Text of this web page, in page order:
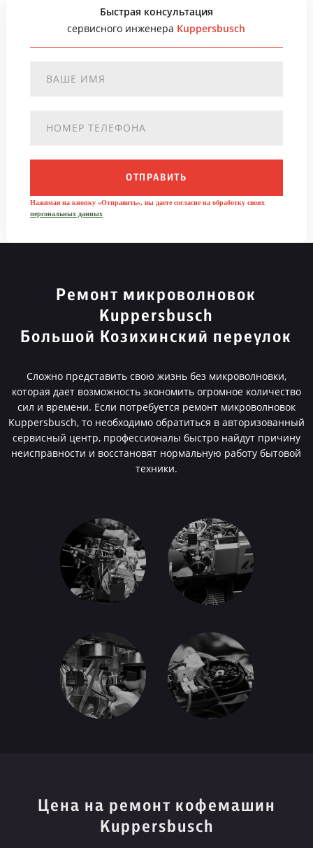
Быстрая консультация
сервисного инженера Kuppersbusch
ОТПРАВИТЬ
Нажимая на кнопку «Отправить», вы даете согласие на обработку своих
персональных данных
Ремонт микроволновок
Kuppersbusch
Большой Козихинский переулок
Сложно представить свою жизнь без микроволновки,
которая дает возможность экономить огромное количество
сил и времени. Если потребуется ремонт микроволновок
Kuppersbusch, то необходимо обратиться в авторизованный
сервисный центр, профессионалы быстро найдут причину
неисправности и восстановят нормальную работу бытовой
техники.
Цена на ремонт кофемашин
Kuppersbusch